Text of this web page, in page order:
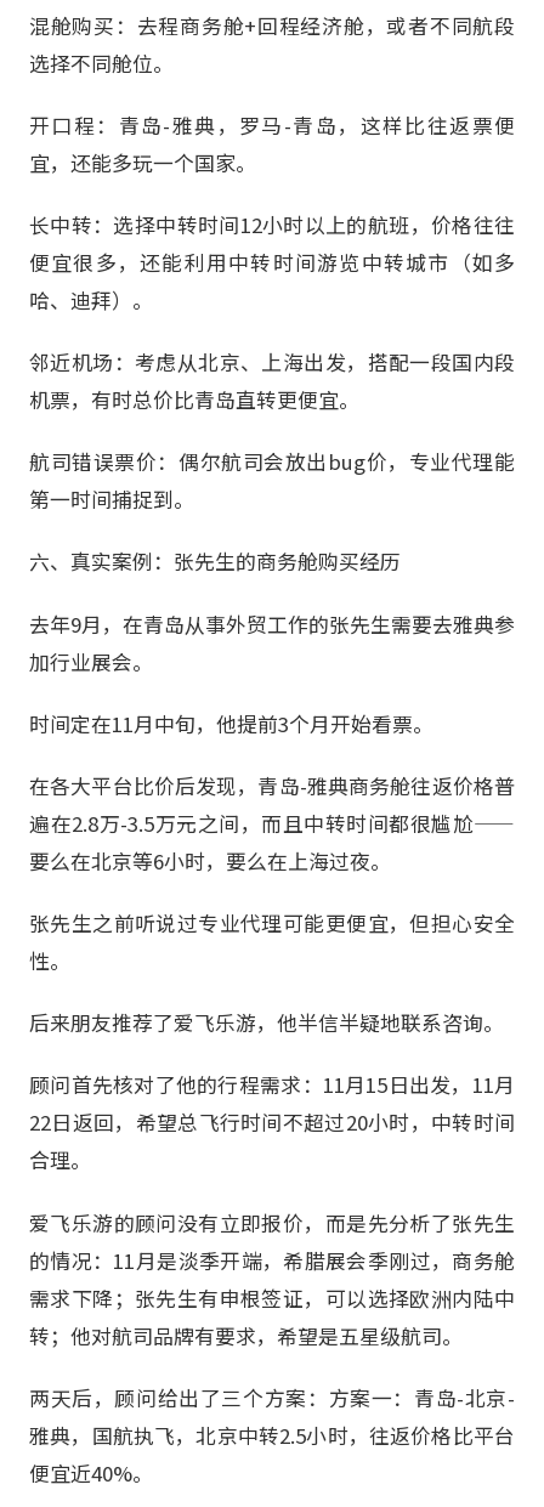
混舱购买：去程商务舱+回程经济舱，或者不同航段
选择不同舱位。
开口程：青岛-雅典，罗马-青岛，这样比往返票便
宜，还能多玩一个国家。
长中转：选择中转时间12小时以上的航班，价格往往
便宜很多，还能利用中转时间游览中转城市（如多
哈、迪拜）。
邻近机场：考虑从北京、上海出发，搭配一段国内段
机票，有时总价比青岛直转更便宜。
航司错误票价：偶尔航司会放出bug价，专业代理能
第一时间捕捉到。
六、真实案例：张先生的商务舱购买经历
去年9月，在青岛从事外贸工作的张先生需要去雅典参
加行业展会。
时间定在11月中旬，他提前3个月开始看票。
在各大平台比价后发现，青岛-雅典商务舱往返价格普
遍在2.8万-3.5万元之间，而且中转时间都很尴尬——
要么在北京等6小时，要么在上海过夜。
张先生之前听说过专业代理可能更便宜，但担心安全
性。
后来朋友推荐了爱飞乐游，他半信半疑地联系咨询。
顾问首先核对了他的行程需求：11月15日出发，11月
22日返回，希望总飞行时间不超过20小时，中转时间
合理。
爱飞乐游的顾问没有立即报价，而是先分析了张先生
的情况：11月是淡季开端，希腊展会季刚过，商务舱
需求下降；张先生有申根签证，可以选择欧洲内陆中
转；他对航司品牌有要求，希望是五星级航司。
两天后，顾问给出了三个方案：方案一：青岛-北京-
雅典，国航执飞，北京中转2.5小时，往返价格比平台
便宜近40%。